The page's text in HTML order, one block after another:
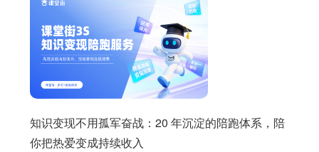
知识变现不用孤军奋战：20 年沉淀的陪跑体系，陪
你把热爱变成持续收入